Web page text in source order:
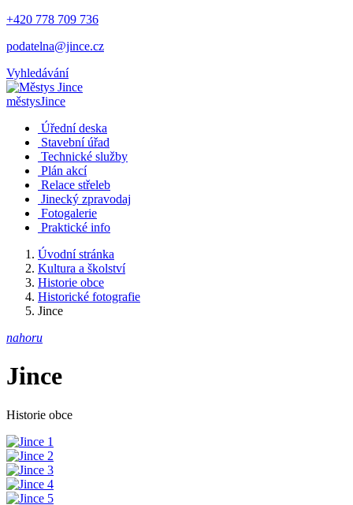
+420 778 709 736
podatelna@jince.cz
Vyhledávání
městysJince
Úřední deska
Stavební úřad
Technické služby
Plán akcí
Relace střeleb
Jinecký zpravodaj
Fotogalerie
Praktické info
Úvodní stránka
Kultura a školství
Historie obce
Historické fotografie
Jince
nahoru
Jince
Historie obce